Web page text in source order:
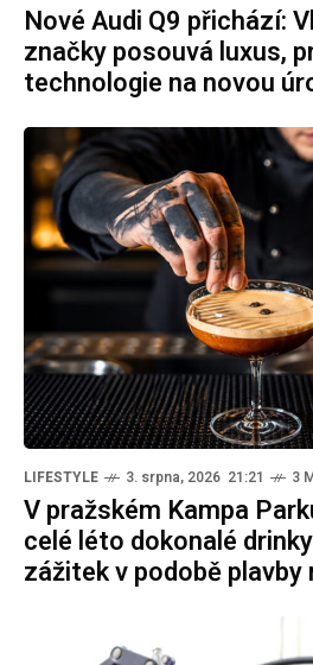
Nové Audi Q9 přichází:
značky posouvá luxus,
technologie na novou
LIFESTYLE 3. srpna, 2026 21:21 3
V pražském Kampa
celé léto dokonalé
zážitek v podobě plavby